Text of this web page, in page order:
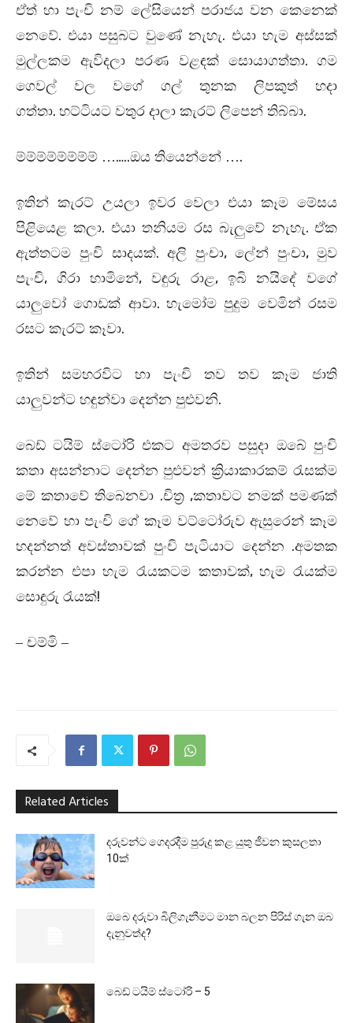
ඒත් හා පැංචි නම් ලේසියෙන් පරාජය වන කෙනෙක්
නෙවේ. එයා පසුබට වුණේ නැහැ. එයා හැම අස්සක්
මුල්ලකම ඇවිදලා පරණ වළඳක් සොයාගත්තා.ගම
ගෙවල් වල වගේ ගල් තුනක ලිපකුත් හදා
ගත්තා. හට්ටියට වතුර දාලා කැරට් ලිපෙන් තිබ්බා.
ම්ම්ම්ම්ම්ම්ම්ම් ……..ඔය තියෙන්නේ ….
ඉතින් කැරට් උයලා ඉවර වෙලා එයා කෑම මේසය
පිළියෙළ කලා. එයා තනියම රස බැලුවේ නැහැ.ඒක
ඇත්තටම පුංචි සාදයක්. අලි පුංචා, ලේන් පුංචා, මුව
පැංචි, ගිරා හාමිනේ,වඳුරු රාළ, ඉබි නයිදේ වගේ
යාලුවෝ ගොඩක් ආවා.හැමෝම පුදුම වෙමින් රසම
රසට කැරට් කෑවා.
ඉතින් සමහරවිට හා පැංචි තව තව කෑම ජාති
යාලුවන්ට හඳුන්වා දෙන්න පුළුවනි.
බෙඩ් ටයිම් ස්ටෝරි එකට අමතරව පසුදා ඔබේ පුංචි
කතා අසන්නාට දෙන්න පුළුවන් ක්‍රියාකාරකම් රැසක්ම
මේ කතාවේ තිබෙනවා .චිත්‍ර ,කතාවට නමක් පමණක්
නෙවේ හා පැංචි ගේ කෑම වට්ටෝරුව ඇසුරෙන් කෑම
හදන්නත් අවස්තාවක් පුංචි පැටියාට දෙන්න .අමතක
කරන්න එපා හැම රැයකටම කතාවක්,හැම රැයක්ම
සොඳුරු රැයක්!
– චම්මි –
Related Articles
දරුවන්ට ගෙදරදීම පුරුදු කළ යුතු ජීවන කුසලතා
10ක්
ඔබෙ දරුවා බිලිගැනීමට මාන බලන පිරිස් ගැන ඔබ
දැනුවත්ද?
බෙඩ් ටයිම් ස්ටෝරි – 5